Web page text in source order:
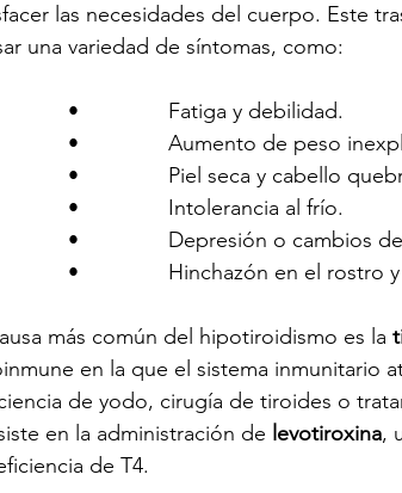
las necesidades del cuerpo. Este
una variedad de síntomas, como:
Fatiga y debilidad.
Aumento de peso
Piel seca y cabello
Intolerancia al frío.
Depresión o cambios
Hinchazón en el rostro
más común del hipotiroidismo es la
en la que el sistema inmunitario
de yodo, cirugía de tiroides o
en la administración de levotiroxina,
de T4.